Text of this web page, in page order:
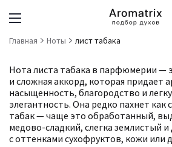
Главная Ноты лист табака
Нота листа табака в парфюмерии —
и сложная аккорд, которая придает
насыщенность, благородство и
элегантность. Она редко пахнет как
табак — чаще это обработанный,
медово-сладкий, слегка землистый
с оттенками сухофруктов, кожи или